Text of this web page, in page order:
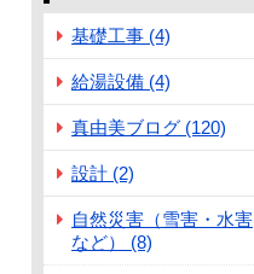
基礎工事 (4)
給湯設備 (4)
真由美ブログ (120)
設計 (2)
自然災害（雪害・水害
など） (8)